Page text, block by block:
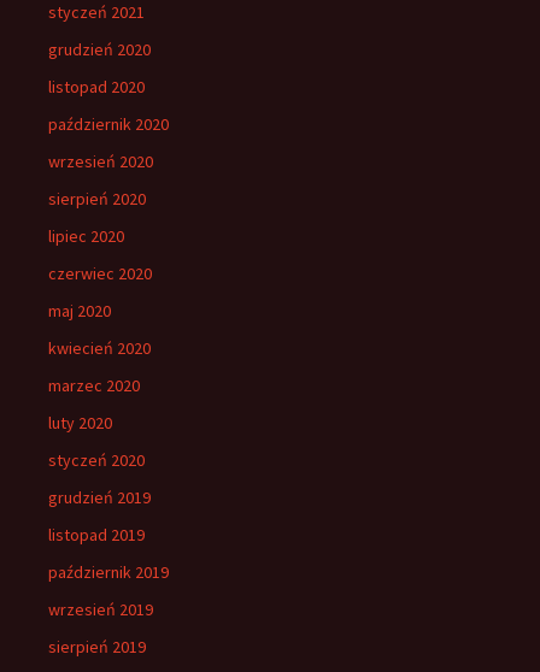
styczeń 2021
grudzień 2020
listopad 2020
październik 2020
wrzesień 2020
sierpień 2020
lipiec 2020
czerwiec 2020
maj 2020
kwiecień 2020
marzec 2020
luty 2020
styczeń 2020
grudzień 2019
listopad 2019
październik 2019
wrzesień 2019
sierpień 2019